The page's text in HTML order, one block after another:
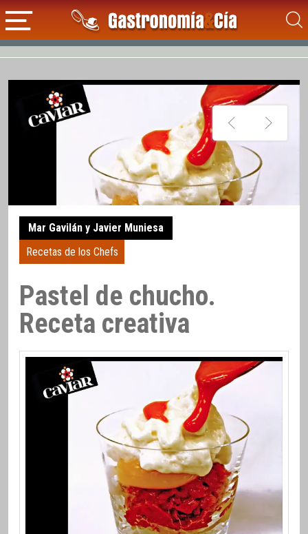
Mar Gavilán y Javier Muniesa
Recetas de los Chefs
Pastel de chucho.
Receta creativa